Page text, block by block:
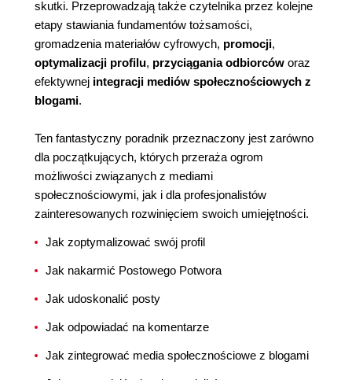
skutki. Przeprowadzają także czytelnika przez kolejne
etapy stawiania fundamentów tożsamości,
gromadzenia materiałów cyfrowych, promocji,
optymalizacji profilu, przyciągania odbiorców oraz
efektywnej integracji mediów społecznościowych z
blogami.
Ten fantastyczny poradnik przeznaczony jest zarówno
dla początkujących, których przeraża ogrom
możliwości związanych z mediami
społecznościowymi, jak i dla profesjonalistów
zainteresowanych rozwinięciem swoich umiejętności.
Jak zoptymalizować swój profil
Jak nakarmić Postowego Potwora
Jak udoskonalić posty
Jak odpowiadać na komentarze
Jak zintegrować media społecznościowe z blogami